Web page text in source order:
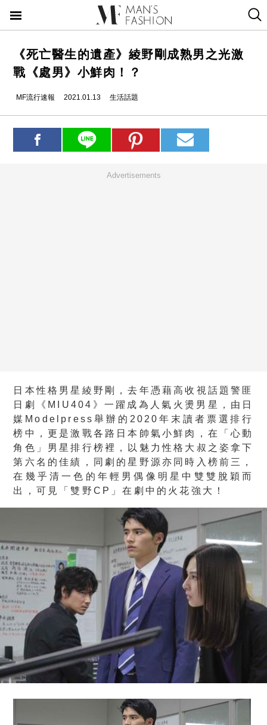
《死亡醫生的遺產》綾野剛成熟男之光激
戰《處男》小鮮肉！？
MF流行速報 2021.01.13 生活話題
Advertisements
日本性格男星綾野剛，去年憑藉高收視話題警匪
日劇《MIU404》一躍成為人氣火燙男星，由日
媒Modelpress舉辦的2020年末讀者票選排行
榜中，更是激戰各路日本帥氣小鮮肉，在「心動
角色」男星排行榜裡，以魅力性格大叔之姿拿下
第六名的佳績，同劇的星野源亦同時入榜前三，
在幾乎清一色的年輕男偶像明星中雙雙脫穎而
出，可見「雙野CP」在劇中的火花強大！